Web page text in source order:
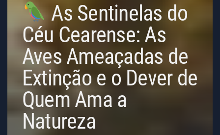
As Sentinelas do
Céu Cearense: As
Aves Ameaçadas de
Extinção e o Dever de
Quem Ama a
Natureza